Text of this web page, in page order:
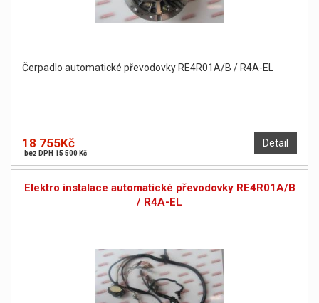
Čerpadlo automatické převodovky RE4R01A/B / R4A-EL
Detail
18 755Kč
bez DPH 15 500 Kč
Elektro instalace automatické převodovky RE4R01A/B
/ R4A-EL